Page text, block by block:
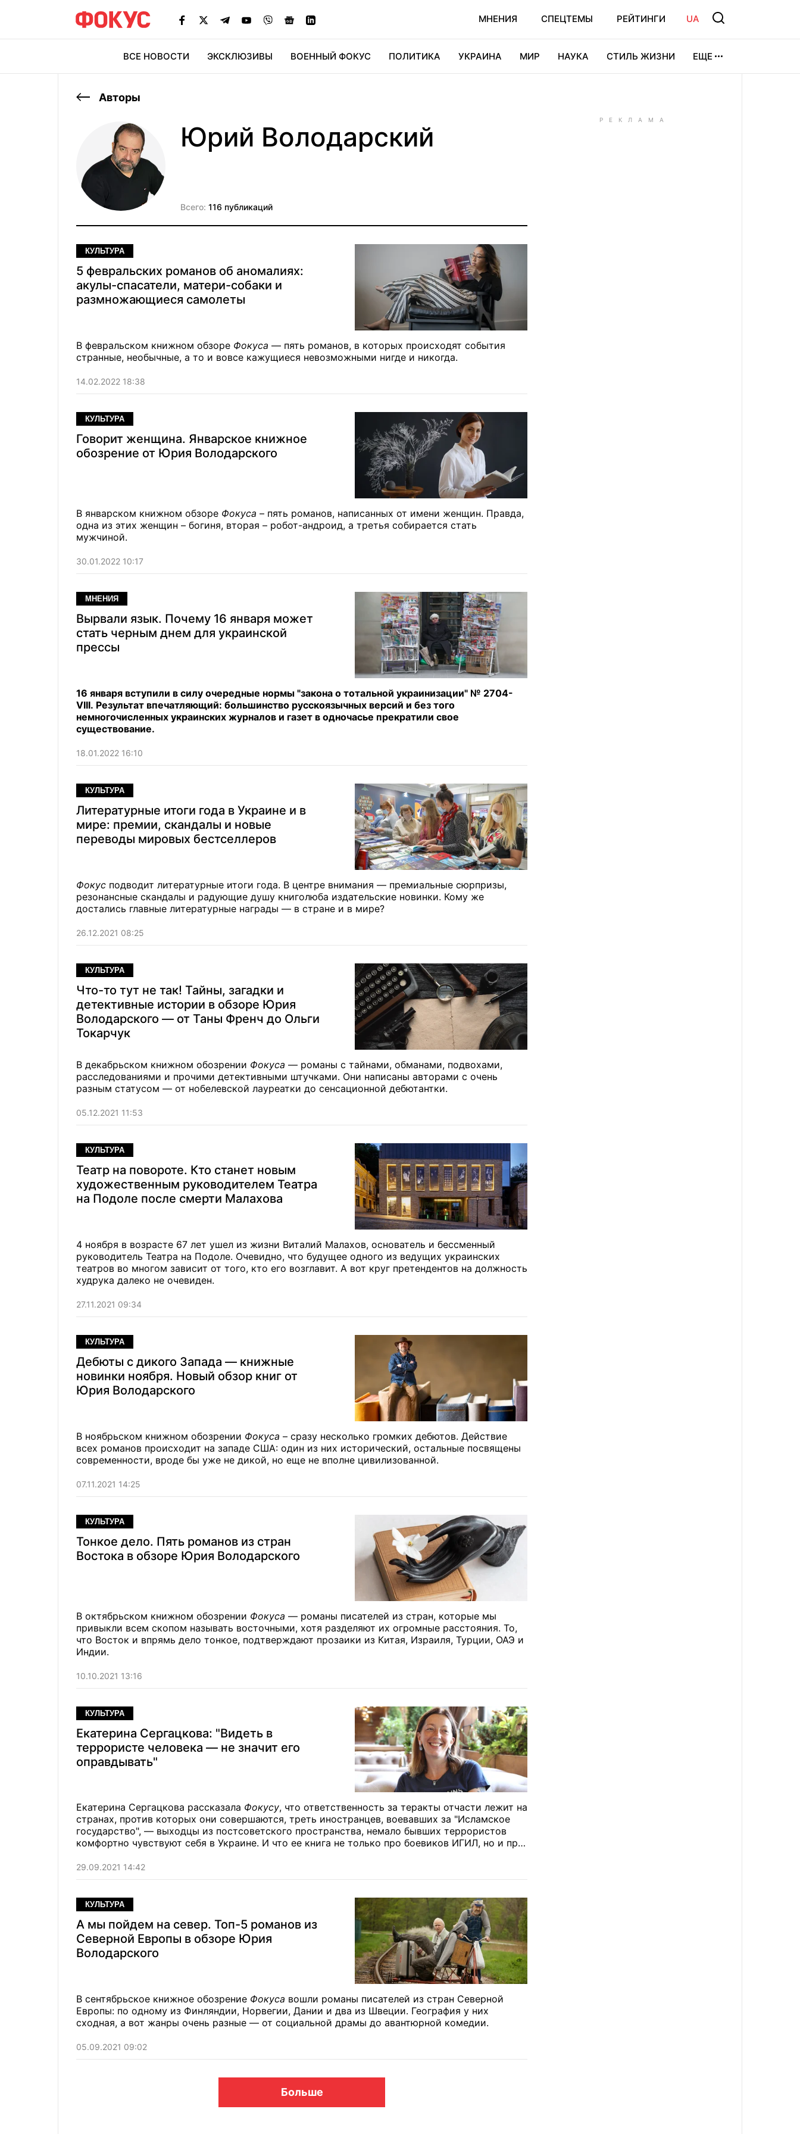
МНЕНИЯ СПЕЦТЕМЫ РЕЙТИНГИ UA
ВСЕ НОВОСТИ ЭКСКЛЮЗИВЫ ВОЕННЫЙ ФОКУС ПОЛИТИКА УКРАИНА МИР НАУКА СТИЛЬ ЖИЗНИ ЕЩЕ
Авторы
Юрий Володарский
Всего: 116 публикаций
КУЛЬТУРА
5 февральских романов об аномалиях:
акулы-спасатели, матери-собаки и
размножающиеся самолеты
В февральском книжном обзоре Фокуса — пять романов, в которых происходят события
странные, необычные, а то и вовсе кажущиеся невозможными нигде и никогда.
14.02.2022 18:38
КУЛЬТУРА
Говорит женщина. Январское книжное
обозрение от Юрия Володарского
В январском книжном обзоре Фокуса – пять романов, написанных от имени женщин. Правда,
одна из этих женщин – богиня, вторая – робот-андроид, а третья собирается стать
мужчиной.
30.01.2022 10:17
МНЕНИЯ
Вырвали язык. Почему 16 января может
стать черным днем для украинской
прессы
16 января вступили в силу очередные нормы "закона о тотальной украинизации" № 2704-
VIII. Результат впечатляющий: большинство русскоязычных версий и без того
немногочисленных украинских журналов и газет в одночасье прекратили свое
существование.
18.01.2022 16:10
КУЛЬТУРА
Литературные итоги года в Украине и в
мире: премии, скандалы и новые
переводы мировых бестселлеров
Фокус подводит литературные итоги года. В центре внимания — премиальные сюрпризы,
резонансные скандалы и радующие душу книголюба издательские новинки. Кому же
достались главные литературные награды — в стране и в мире?
26.12.2021 08:25
КУЛЬТУРА
Что-то тут не так! Тайны, загадки и
детективные истории в обзоре Юрия
Володарского — от Таны Френч до Ольги
Токарчук
В декабрьском книжном обозрении Фокуса — романы с тайнами, обманами, подвохами,
расследованиями и прочими детективными штучками. Они написаны авторами с очень
разным статусом — от нобелевской лауреатки до сенсационной дебютантки.
05.12.2021 11:53
КУЛЬТУРА
Театр на повороте. Кто станет новым
художественным руководителем Театра
на Подоле после смерти Малахова
4 ноября в возрасте 67 лет ушел из жизни Виталий Малахов, основатель и бессменный
руководитель Театра на Подоле. Очевидно, что будущее одного из ведущих украинских
театров во многом зависит от того, кто его возглавит. А вот круг претендентов на должность
худрука далеко не очевиден.
27.11.2021 09:34
КУЛЬТУРА
Дебюты с дикого Запада — книжные
новинки ноября. Новый обзор книг от
Юрия Володарского
В ноябрьском книжном обозрении Фокуса – сразу несколько громких дебютов. Действие
всех романов происходит на западе США: один из них исторический, остальные посвящены
современности, вроде бы уже не дикой, но еще не вполне цивилизованной.
07.11.2021 14:25
КУЛЬТУРА
Тонкое дело. Пять романов из стран
Востока в обзоре Юрия Володарского
В октябрьском книжном обозрении Фокуса — романы писателей из стран, которые мы
привыкли всем скопом называть восточными, хотя разделяют их огромные расстояния. То,
что Восток и впрямь дело тонкое, подтверждают прозаики из Китая, Израиля, Турции, ОАЭ и
Индии.
10.10.2021 13:16
КУЛЬТУРА
Екатерина Сергацкова: "Видеть в
террористе человека — не значит его
оправдывать"
Екатерина Сергацкова рассказала Фокусу, что ответственность за теракты отчасти лежит на
странах, против которых они совершаются, треть иностранцев, воевавших за "Исламское
государство", — выходцы из постсоветского пространства, немало бывших террористов
комфортно чувствуют себя в Украине. И что ее книга не только про боевиков ИГИЛ, но и про
29.09.2021 14:42
КУЛЬТУРА
А мы пойдем на север. Топ-5 романов из
Северной Европы в обзоре Юрия
Володарского
В сентябрьское книжное обозрение Фокуса вошли романы писателей из стран Северной
Европы: по одному из Финляндии, Норвегии, Дании и два из Швеции. География у них
сходная, а вот жанры очень разные — от социальной драмы до авантюрной комедии.
05.09.2021 09:02
Больше